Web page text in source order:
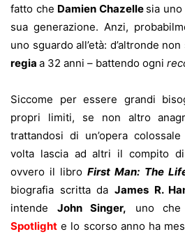
fatto che Damien Chazelle sia
sua generazione. Anzi,
uno sguardo all’età: d’altronde
regia a 32 anni – battendo ogni
Siccome per essere grandi
propri limiti, se non altro
trattandosi di un’opera
volta lascia ad altri il compito
ovvero il libroFirst Man: The
biografia scritta da James R.
intende John Singer, uno che
Spotlight e lo scorso anno ha